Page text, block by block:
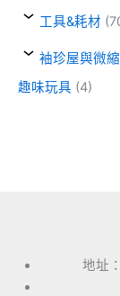
工具&耗材
袖珍屋與微
趣味玩具 (4)
地址